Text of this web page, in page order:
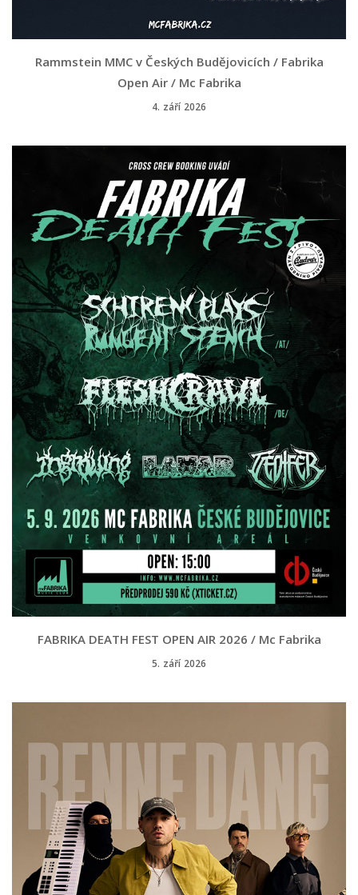
Rammstein MMC v Českých Budějovicích / Fabrika
Open Air / Mc Fabrika
4. září 2026
FABRIKA DEATH FEST OPEN AIR 2026 / Mc Fabrika
5. září 2026